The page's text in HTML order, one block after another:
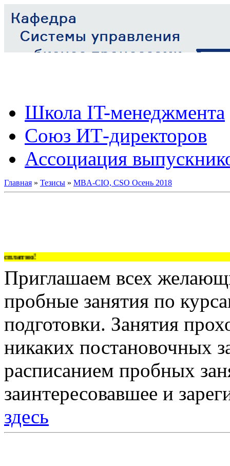
Школа IT-менеджмента
Союз ИТ-директоров
Ассоциация
Главная » Тезисы » MBA-CIO, CSO Осень 2018
Приглашаем всех
пробные занятия по
подготовки. Занятия
никаких постановочных
расписанием пробных
заинтересовавшее и
здесь